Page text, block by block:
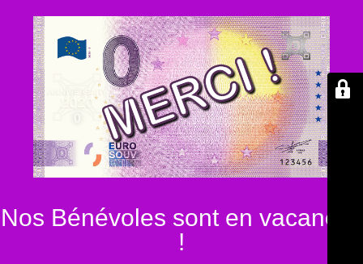
Nos Bénévoles sont en vacances
!